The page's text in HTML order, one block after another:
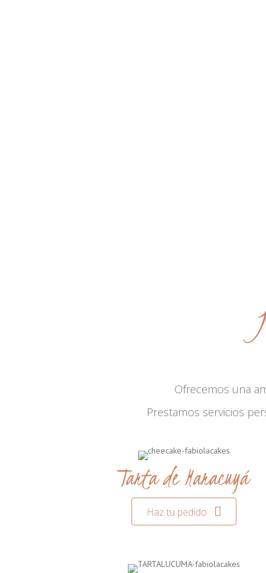
Ofrecemos una
Prestamos servicios
Tarta de Maracuyá
Haz tu pedido